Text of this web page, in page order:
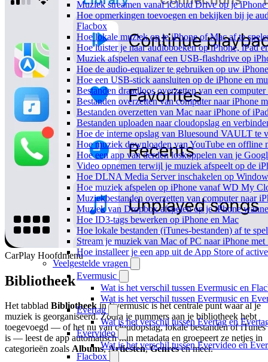
Muziek streamen vanaf iCloud Drive op je
Hoe opmerkingen toevoegen en bekijken bij je
Flacbox
Hoe lokale muziek op je iPhone of Mac af te
Hoe luister je naar audioboeken op iPhone, iPad
Muziek afspelen vanaf een USB-flashdrive op
Hoe de audio-equalizer te gebruiken op uw
Hoe een USB-stick aansluiten op de iPhone en
Bestanden draadloos overzetten van een
Bestanden overzetten van computer naar iPhone
Bestanden overzetten van Mac naar iPhone of
Bestanden uploaden naar cloudopslag en
Hoe de interne opslag van Bluesound VAULT te
Hoe muziek downloaden van YouTube en offline
Hoe een app van derden loskoppelen van je
Video opnemen terwijl je muziek afspeelt op de
Hoe DLNA Media Server inschakelen op
Hoe muziek afspelen op iPhone vanaf WD My
Muziekbestanden overzetten van computer naar
Muziek van Dropbox afspelen op je iPhone
Hoe ID3-tags bewerken op iPhone en Mac
Hoe lokale bestanden (iTunes-bestanden) af te
Stream je muziek van Mac of PC naar iPhone
Hoe installeer je een app uit de App Store of
Veelgestelde vragen
Evermusic
Wat is het verschil tussen Evermusic en
Wat is het verschil tussen Evermusic en
Evertag
Wat is het verschil tussen Evertag en
Evervideo
Wat is het verschil tussen Evervideo en
Flacbox
CarPlay Hoofdmenu
Bibliotheek
Het tabblad Bibliotheekin Evermusic is het centrale punt waar al je
muziek is georganiseerd. Zodra je nummers aan je bibliotheek hebt
toegevoegd — of het nu van cloudopslag, lokale bestanden of iTunes
is — leest de app automatisch hun metadata en groepeert ze netjes in
categorieën zoals Albums,Artiesten,Genresen meer.